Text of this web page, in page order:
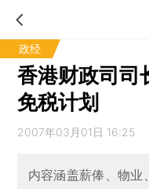
政经
香港财政司司
免税计划
2007年03月01日 16:25
内容涵盖薪俸、物业